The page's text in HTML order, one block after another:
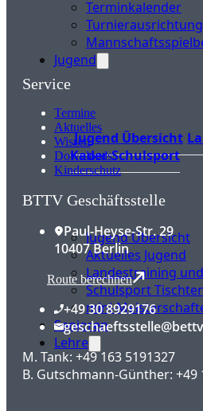
Terminkalender
Turnierausrichtung
Jugend
Jugend Übersicht
Kader Schulsport
Jugend Übersicht
Aktuelles Jugend
Landestraining
Schulsport
mini-
Senioren
Lehre
Service
Termine
Aktuelles
Wissen
Downloads
Kinderschutz
BTTV Geschäftsstelle
Paul-Heyse-Str. 29
10407 Berlin
Route berechnen
+49 30 8929176
M. Tank: +49 163 5191327
B. Gutschmann-Günther: +49